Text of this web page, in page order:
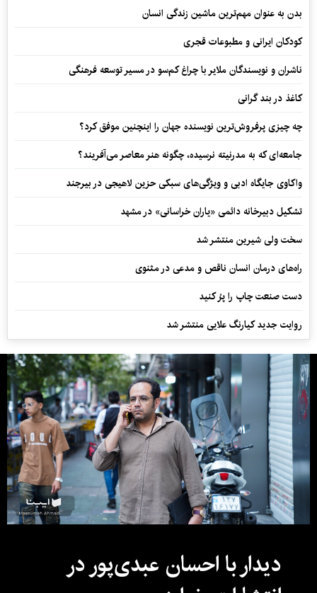
بدن به عنوان مهم‌ترین ماشین زندگی انسان
کودکان ایرانی و مطبوعات قجری
ناشران و نویسندگان ملایر با چراغ کم‌سو در مسیر توسعه فرهنگی
کاغذ در بند گرانی
چه چیزی پرفروش‌ترین نویسنده جهان را اینچنین موفق کرد؟
جامعه‌ای که به مدرنیته نرسیده، چگونه هنر معاصر می‌آفریند؟
واکاوی جایگاه ادبی و ویژگی‌های سبکی حزین لاهیجی در بیرجند
تشکیل دبیرخانه دائمی «یاران خراسانی» در مشهد
سخت ولی شیرین منتشر شد
راه‌های درمان انسان ناقص و مدعی در مثنوی
دست صنعت چاپ را پرُ کنید
روایت جدید کیارنگ علایی منتشر شد
دیدار با احسان عبدی‌پور در